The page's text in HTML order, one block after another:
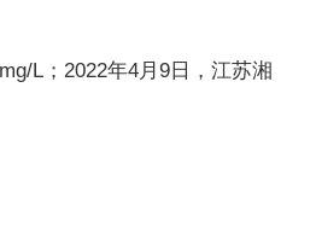
L；2022年4月9日，江苏湘